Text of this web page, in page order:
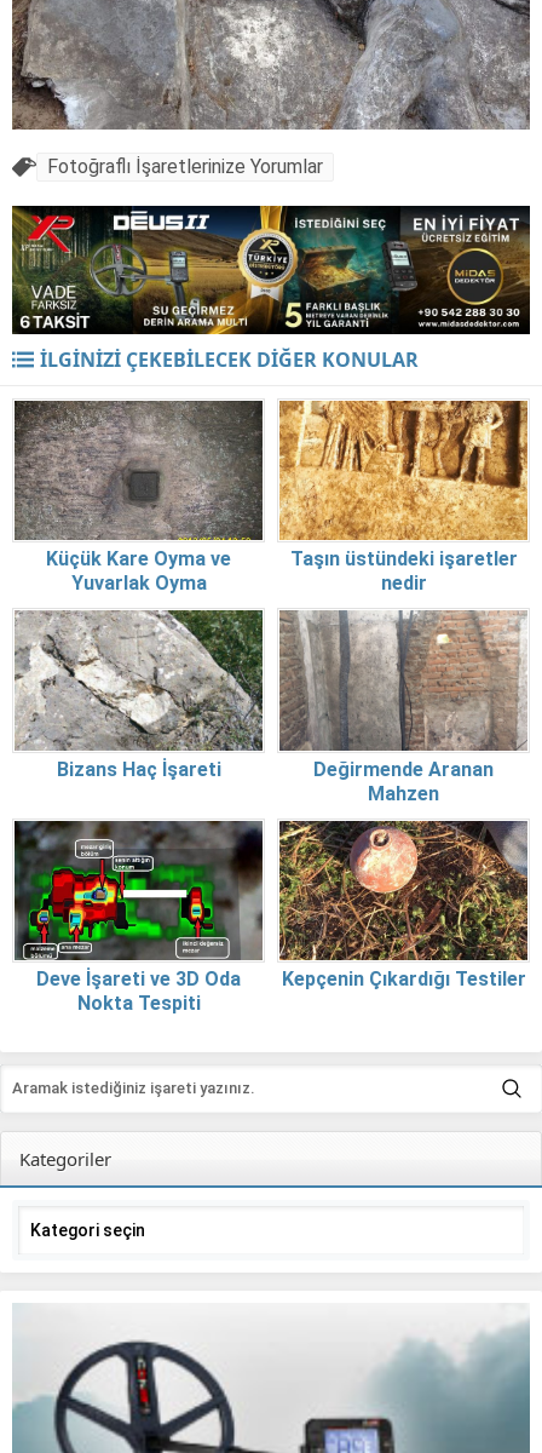
Fotoğraflı İşaretlerinize Yorumlar
İLGİNİZİ ÇEKEBİLECEK DİĞER KONULAR
Küçük Kare Oyma ve
Yuvarlak Oyma
Taşın üstündeki işaretler
nedir
Bizans Haç İşareti
Değirmende Aranan
Mahzen
Deve İşareti ve 3D Oda
Nokta Tespiti
Kepçenin Çıkardığı Testiler
Kategoriler
Kategoriler